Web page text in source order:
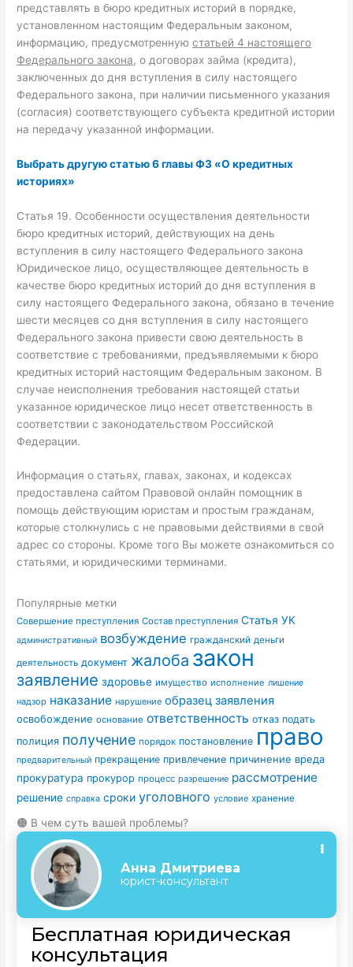
представлять в бюро кредитных историй в порядке,
установленном настоящим Федеральным законом,
информацию, предусмотреннуюстатьей 4 настоящего
Федерального закона, о договорах займа (кредита),
заключенных до дня вступления в силу настоящего
Федерального закона, при наличии письменного указания
(согласия) соответствующего субъекта кредитной истории
на передачу указанной информации.
Выбрать другую статью 6 главы ФЗ «О кредитных
историях»
Статья 19. Особенности осуществления деятельности
бюро кредитных историй, действующих на день
вступления в силу настоящего Федерального закона
Юридическое лицо, осуществляющее деятельность в
качестве бюро кредитных историй до дня вступления в
силу настоящего Федерального закона, обязано в течение
шести месяцев со дня вступления в силу настоящего
Федерального закона привести свою деятельность в
соответствие с требованиями, предъявляемыми к бюро
кредитных историй настоящим Федеральным законом. В
случае неисполнения требования настоящей статьи
указанное юридическое лицо несет ответственность в
соответствии с законодательством Российской
Федерации.
Информация о статьях, главах, законах, и кодексах
предоставлена сайтом Правовой онлайн помощник в
помощь действующим юристам и простым гражданам,
которые столкнулись с не правовыми действиями в свой
адрес со стороны. Кроме того Вы можете ознакомиться со
статьями, и юридическими терминами.
Популярные метки
Совершение преступления Состав преступления Статья УК
административный возбуждение гражданский деньги
деятельность документ жалоба закон
заявление здоровье имущество исполнение лишение
надзор наказание нарушение образец заявления
освобождение основание ответственность отказ подать
полиция получение порядок постановление право
предварительный прекращение привлечение причинение вреда
прокуратура прокурор процесс разрешение рассмотрение
решение справка сроки уголовного условие хранение
🟠 В чем суть вашей проблемы?